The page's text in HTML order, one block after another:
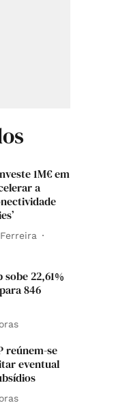
1M€ em
a
22,61%
846
reúnem-se
eventual